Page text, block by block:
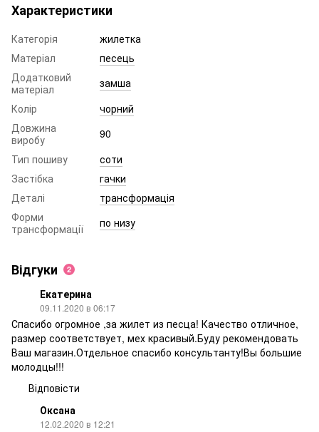
Характеристики
Категорія
жилетка
Матеріал
песець
Додатковий
матеріал
замша
Колір
чорний
Довжина
виробу
90
Тип пошиву
соти
Застібка
гачки
Деталі
трансформація
Форми
трансформації
по низу
Відгуки 2
Екатерина
09.11.2020 в 06:17
Спасибо огромное ,за жилет из песца! Качество отличное,
размер соответствует, мех красивый.Буду рекомендовать
Ваш магазин.Отдельное спасибо консультанту!Вы большие
молодцы!!!
Відповісти
Оксана
12.02.2020 в 12:21